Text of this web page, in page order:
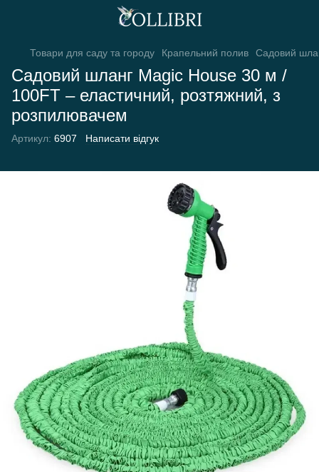
Товари для саду та городу Крапельний полив Садовий
Садовий шланг Magic House 30 м /
100FT – еластичний, розтяжний, з
розпилювачем
Артикул: 6907 Написати відгук